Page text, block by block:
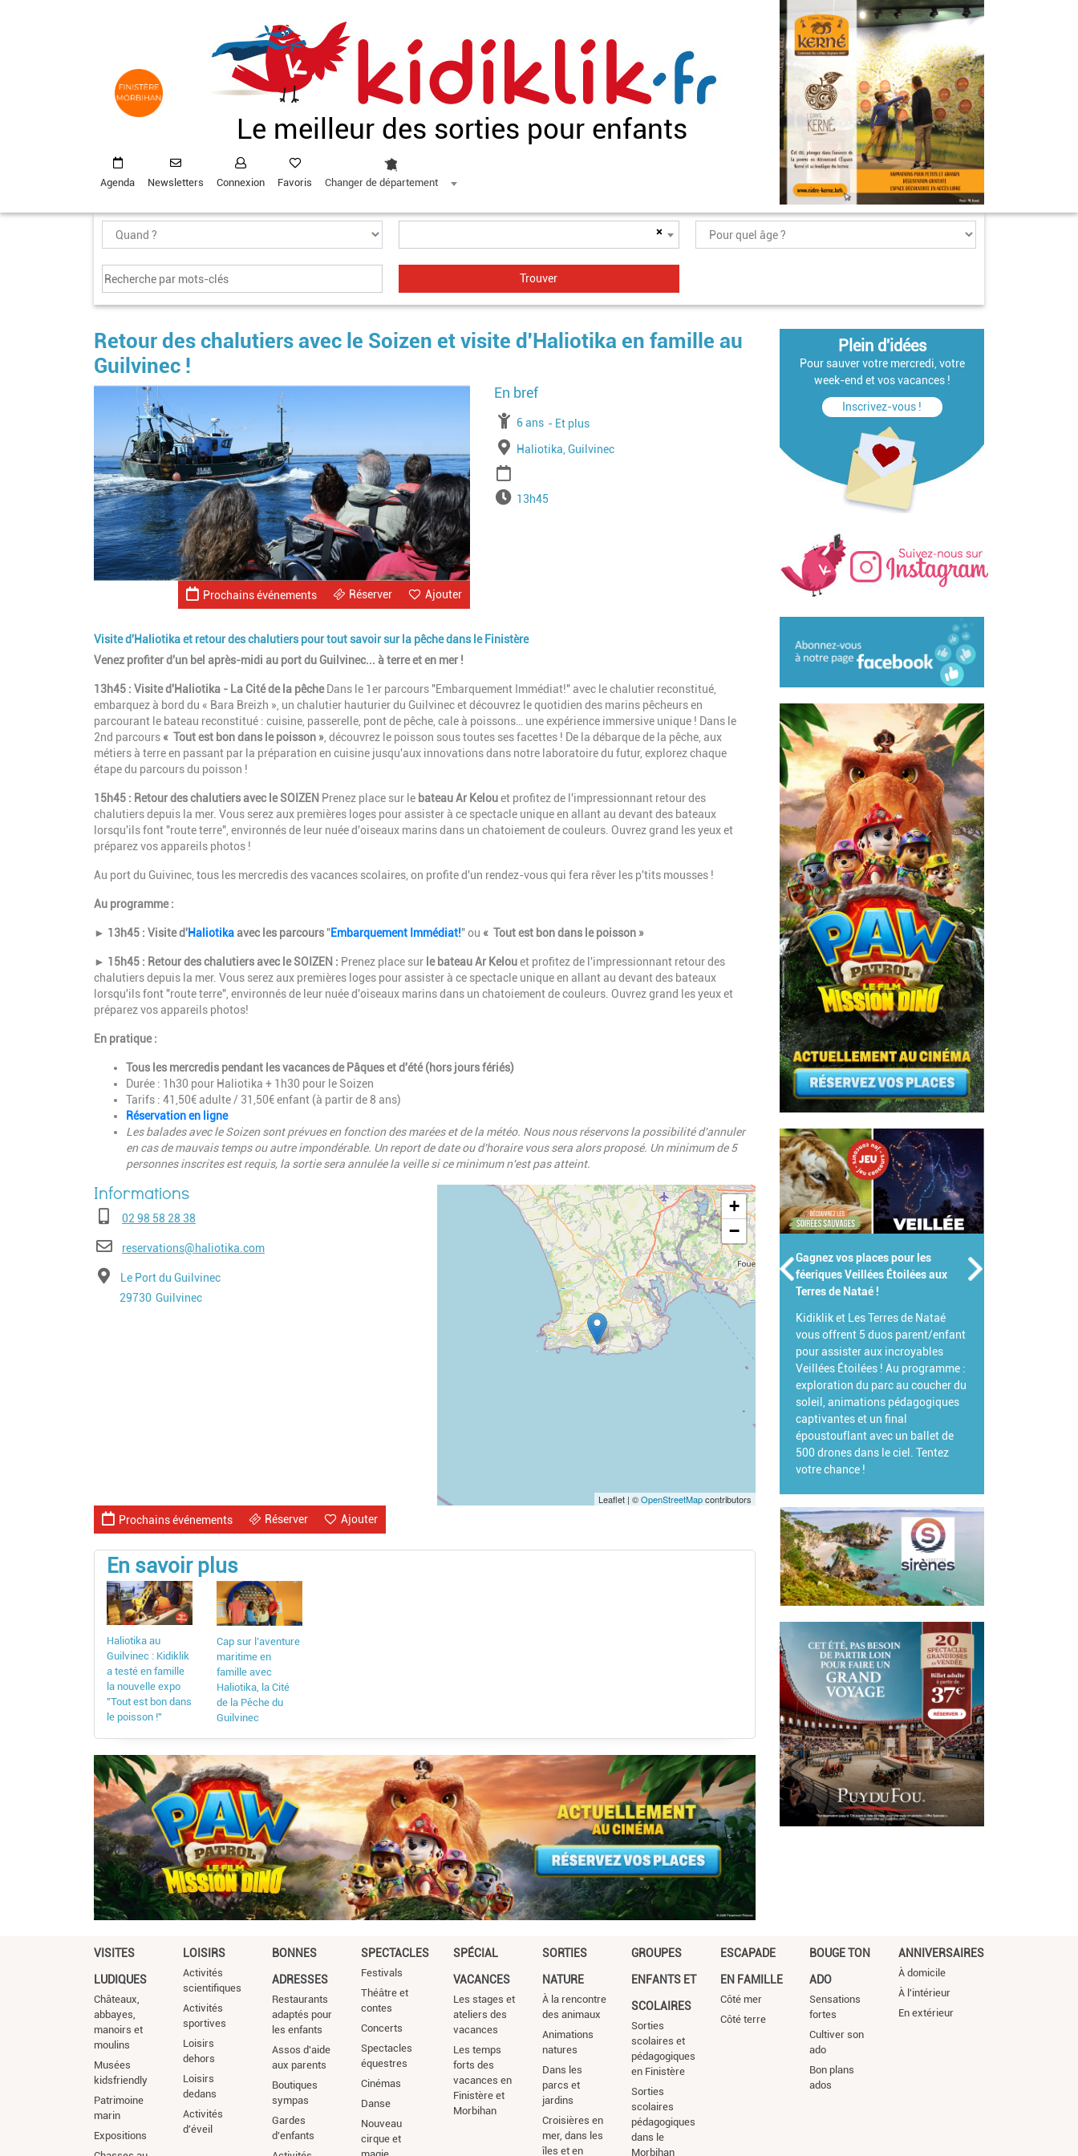
Le meilleur des sorties pour enfants
Agenda Newsletters Connexion Favoris Changer de département
×
Retour des chalutiers avec le Soizen et visite d'Haliotika en famille au
Guilvinec !
Image
Ajouter
Réserver
Prochains événements
À partir de
6 ans Jusqu'à l'age de
Et plus
Lieu
Haliotika, Guilvinec
Horaires
13h45
Visite d'Haliotika et retour des chalutiers pour tout savoir sur la pêche dans le Finistère
Venez profiter d'un bel après-midi au port du Guilvinec... à terre et en mer !
13h45 : Visite d'Haliotika - La Cité de la pêcheDans le 1er parcours "Embarquement Immédiat!" avec le chalutier reconstitué,
embarquez à bord du « Bara Breizh », un chalutier hauturier du Guilvinec et découvrez le quotidien des marins pêcheurs en
parcourant le bateau reconstitué : cuisine, passerelle, pont de pêche, cale à poissons… une expérience immersive unique ! Dans le
2nd parcours« Tout est bon dans le poisson », découvrez le poisson sous toutes ses facettes ! De la débarque de la pêche, aux
métiers à terre en passant par la préparation en cuisine jusqu'aux innovations dans notre laboratoire du futur, explorez chaque
étape du parcours du poisson !
15h45 : Retour des chalutiers avec le SOIZEN Prenez place sur le bateau Ar Kelouet profitez de l'impressionnant retour des
chalutiers depuis la mer. Vous serez aux premières loges pour assister à ce spectacle unique en allant au devant des bateaux
lorsqu'ils font "route terre", environnés de leur nuée d'oiseaux marins dans un chatoiement de couleurs. Ouvrez grand les yeux et
préparez vos appareils photos !
Au port du Guivinec, tous les mercredis des vacances scolaires, on profite d'un rendez-vous qui fera rêver les p'tits mousses !
Au programme :
► 13h45 : Visite d'Haliotikaavec les parcours "Embarquement Immédiat!" ou « Tout est bon dans le poisson »
► 15h45 : Retour des chalutiers avec le SOIZEN : Prenez place sur le bateau Ar Kelouet profitez de l'impressionnant retour des
chalutiers depuis la mer. Vous serez aux premières loges pour assister à ce spectacle unique en allant au devant des bateaux
lorsqu'ils font "route terre", environnés de leur nuée d'oiseaux marins dans un chatoiement de couleurs. Ouvrez grand les yeux et
préparez vos appareils photos!
En pratique :
Tous les mercredis pendant les vacances de Pâques et d'été (hors jours fériés)
Durée : 1h30 pour Haliotika + 1h30 pour le Soizen
Tarifs : 41,50€ adulte / 31,50€ enfant (à partir de 8 ans)
Réservation en ligne
Les balades avec le Soizen sont prévues en fonction des marées et de la météo. Nous nous réservons la possibilité d'annuler
en cas de mauvais temps ou autre impondérable. Un report de date ou d'horaire vous sera alors proposé. Un minimum de 5
personnes inscrites est requis, la sortie sera annulée la veille si ce minimum n'est pas atteint.
Téléphone02 98 58 28 38
E-mailreservations@haliotika.com
AdresseLe Port du Guilvinec
Code postal
29730 Ville
Guilvinec
Geolocalisation
+
−
Leaflet | ©OpenStreetMapcontributors
Ajouter
Réserver
Prochains événements
En savoir plus
Haliotika au
Guilvinec : Kidiklik
a testé en famille
la nouvelle expo
"Tout est bon dans
le poisson !"
Cap sur l’aventure
maritime en
famille avec
Haliotika, la Cité
de la Pêche du
Guilvinec
Plein d'idées
Pour sauver votre mercredi, votre
week-end et vos vacances !
Inscrivez-vous !
Gagnez votre Pass Famille pour le
Parc de Branféré !
Kidiklik s'associent pour vous
offrir votre Pass Famille !
L'occasion idéale de venir explorer
ce parc animalier et botanique
d'exception et de découvrir toutes
ses grandes nouveautés 2026.
VISITES
LUDIQUES
Châteaux,
abbayes,
manoirs et
moulins
Musées
kidsfriendly
Patrimoine
marin
Expositions
LOISIRS
Activités
scientifiques
Activités
sportives
Loisirs
dehors
Loisirs
dedans
Activités
d'éveil
BONNES
ADRESSES
Restaurants
adaptés pour
les enfants
Assos d'aide
aux parents
Boutiques
sympas
Gardes
d'enfants
SPECTACLES
Festivals
Théâtre et
contes
Concerts
Spectacles
équestres
Cinémas
Danse
Nouveau
cirque et
SPÉCIAL
VACANCES
Les stages et
ateliers des
vacances
Les temps
forts des
vacances en
Finistère et
Morbihan
SORTIES
NATURE
À la rencontre
des animaux
Animations
natures
Dans les
parcs et
jardins
Croisières en
mer, dans les
îles et en
GROUPES
ENFANTS ET
SCOLAIRES
Sorties
scolaires et
pédagogiques
en Finistère
Sorties
scolaires
pédagogiques
dans le
Morbihan
ESCAPADE
EN FAMILLE
Côté mer
Côté terre
BOUGE TON
ADO
Sensations
fortes
Cultiver son
ado
Bon plans
ados
ANNIVERSAIRES
À domicile
À l'intérieur
En extérieur